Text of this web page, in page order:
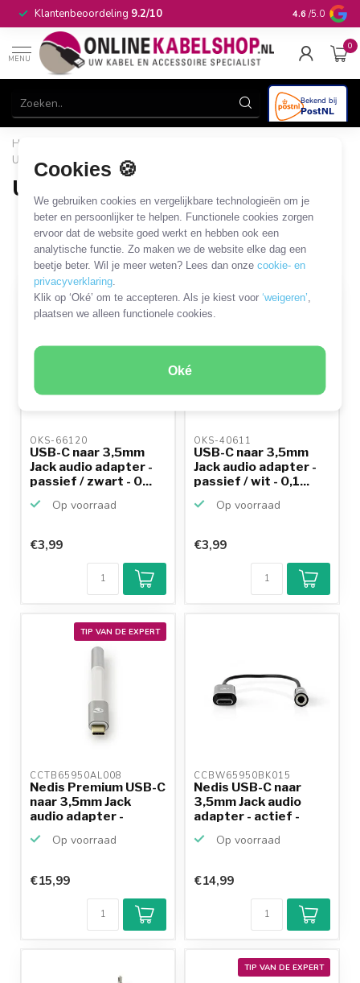
Cookies 🍪
We gebruiken cookies en vergelijkbare technologieën om je
beter en persoonlijker te helpen. Functionele cookies zorgen
ervoor dat de website goed werkt en hebben ook een
analytische functie. Zo maken we de website elke dag een
beetje beter. Wil je meer weten? Lees dan onzecookie- en
privacyverklaring
Klik op ‘Oké’ om te accepteren. Als je kiest voor‘weigeren’
plaatsen we alleen functionele cookies.
Oké
Klantenbeoordeling 9.2/10 Op
in huis
4.6 /5.0
MENU
0
Home
USB-C - audio
USB-C - 3,5mm Jack
USB-C - 3,5mm Jack
20 PRODUCTEN
Filters SORTEER OP
MEEST VERKOCHT
OKS-66120
USB-C naar 3,5mm
Jack audio adapter -
passief / zwart - 0...
Op voorraad
€3,99
OKS-40611
USB-C naar 3,5mm
Jack audio adapter -
passief / wit - 0,1...
Op voorraad
€3,99
TIP VAN DE EXPERT
CCTB65950AL008
Nedis Premium USB-C
naar 3,5mm Jack
audio adapter -
Op voorraad
€15,99
CCBW65950BK015
Nedis USB-C naar
3,5mm Jack audio
adapter - actief -
Op voorraad
€14,99
TIP VAN DE EXPERT